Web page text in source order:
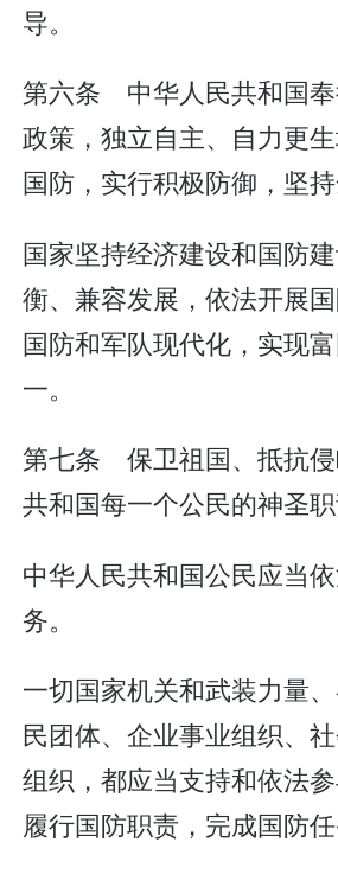
导。
第六条 中华人民共和国
政策，独立自主、自力更
国防，实行积极防御，坚持
国家坚持经济建设和国防
衡、兼容发展，依法开展
国防和军队现代化，实现
一。
第七条 保卫祖国、抵抗侵
共和国每一个公民的神圣职
中华人民共和国公民应当
务。
一切国家机关和武装力量
民团体、企业事业组织、
组织，都应当支持和依法
履行国防职责，完成国防任